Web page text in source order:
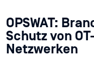
OPSWAT:
Schutz von
Netzwerken